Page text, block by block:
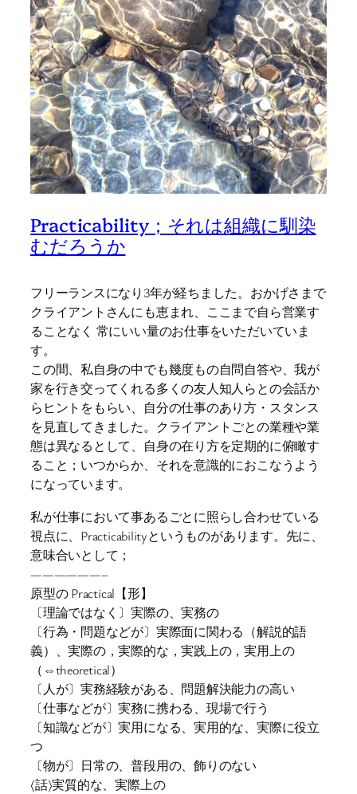
Practicability；それは組織に馴染
むだろうか
フリーランスになり3年が経ちました。おかげさまで
クライアントさんにも恵まれ、ここまで自ら営業す
ることなく 常にいい量のお仕事をいただいていま
す。
この間、私自身の中でも幾度もの自問自答や、我が
家を行き交ってくれる多くの友人知人らとの会話か
らヒントをもらい、自分の仕事のあり方・スタンス
を見直してきました。クライアントごとの業種や業
態は異なるとして、自身の在り方を定期的に俯瞰す
ること；いつからか、それを意識的におこなうよう
になっています。
私が仕事において事あるごとに照らし合わせている
視点に、Practicabilityというものがあります。先に、
意味合いとして；
——————–
原型の Practical【形】
〔理論ではなく〕実際の、実務の
〔行為・問題などが〕実際面に関わる（解説的語
義）、実際の，実際的な，実践上の，実用上の
（⇔theoretical）
〔人が〕実務経験がある、問題解決能力の高い
〔仕事などが〕実務に携わる、現場で行う
〔知識などが〕実用になる、実用的な、実際に役立
つ
〔物が〕日常の、普段用の、飾りのない
〈話〉実質的な、実際上の